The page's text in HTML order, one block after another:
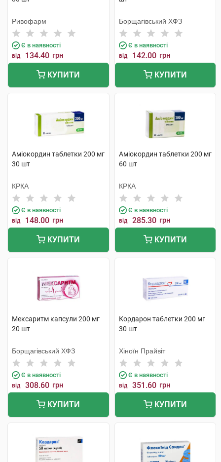
Ривофарм
Є в наявності
від 134.40 грн
КУПИТИ
Борщагівський ХФЗ
Є в наявності
від 142.00 грн
КУПИТИ
Аміокордин таблетки 200 мг
30 шт
КРКА
Є в наявності
від 148.00 грн
КУПИТИ
Аміокордин таблетки 200 мг
60 шт
КРКА
Є в наявності
від 285.30 грн
КУПИТИ
Мексаритм капсули 200 мг
20 шт
Борщагівський ХФЗ
Є в наявності
від 308.60 грн
КУПИТИ
Кордарон таблетки 200 мг
30 шт
Хіноїн Прайвіт
Є в наявності
від 351.60 грн
КУПИТИ